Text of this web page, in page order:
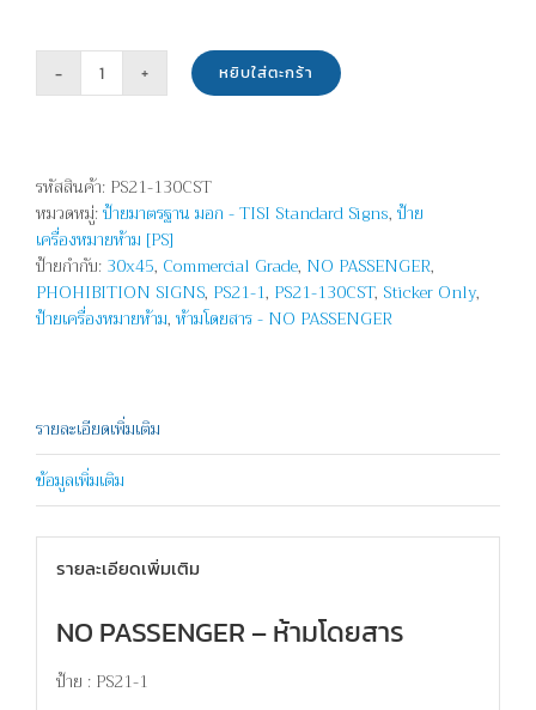
จำนวน
NO
PASSENGER
ชิ้น
หยิบใส่ตะกร้า
รหัสสินค้า: PS21-130CST
หมวดหมู่:ป้ายมาตรฐาน มอก - TISI Standard Signs, ป้าย
เครื่องหมายห้าม [PS]
ป้ายกำกับ: 30x45, Commercial Grade, NO PASSENGER,
PHOHIBITION SIGNS, PS21-1, PS21-130CST, Sticker Only,
ป้ายเครื่องหมายห้าม, ห้ามโดยสาร - NO PASSENGER
รายละเอียดเพิ่มเติม
ข้อมูลเพิ่มเติม
รายละเอียดเพิ่มเติม
NO PASSENGER – ห้ามโดยสาร
ป้าย : PS21-1